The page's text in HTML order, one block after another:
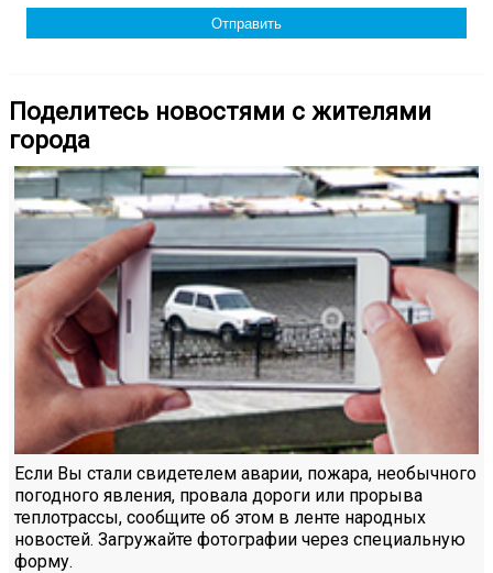
Поделитесь новостями с жителями
города
Если Вы стали свидетелем аварии, пожара, необычного
погодного явления, провала дороги или прорыва
теплотрассы, сообщите об этом в ленте народных
новостей. Загружайте фотографии через специальную
форму.